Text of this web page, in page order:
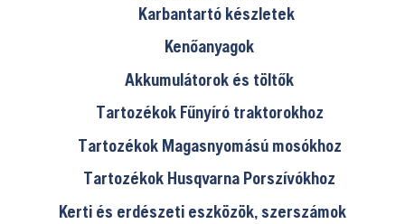
Karbantartó készletek
Kenőanyagok
Akkumulátorok és töltők
Tartozékok Fűnyíró traktorokhoz
Tartozékok Magasnyomású mosókhoz
Tartozékok Husqvarna Porszívókhoz
Kerti és erdészeti eszközök, szerszámok